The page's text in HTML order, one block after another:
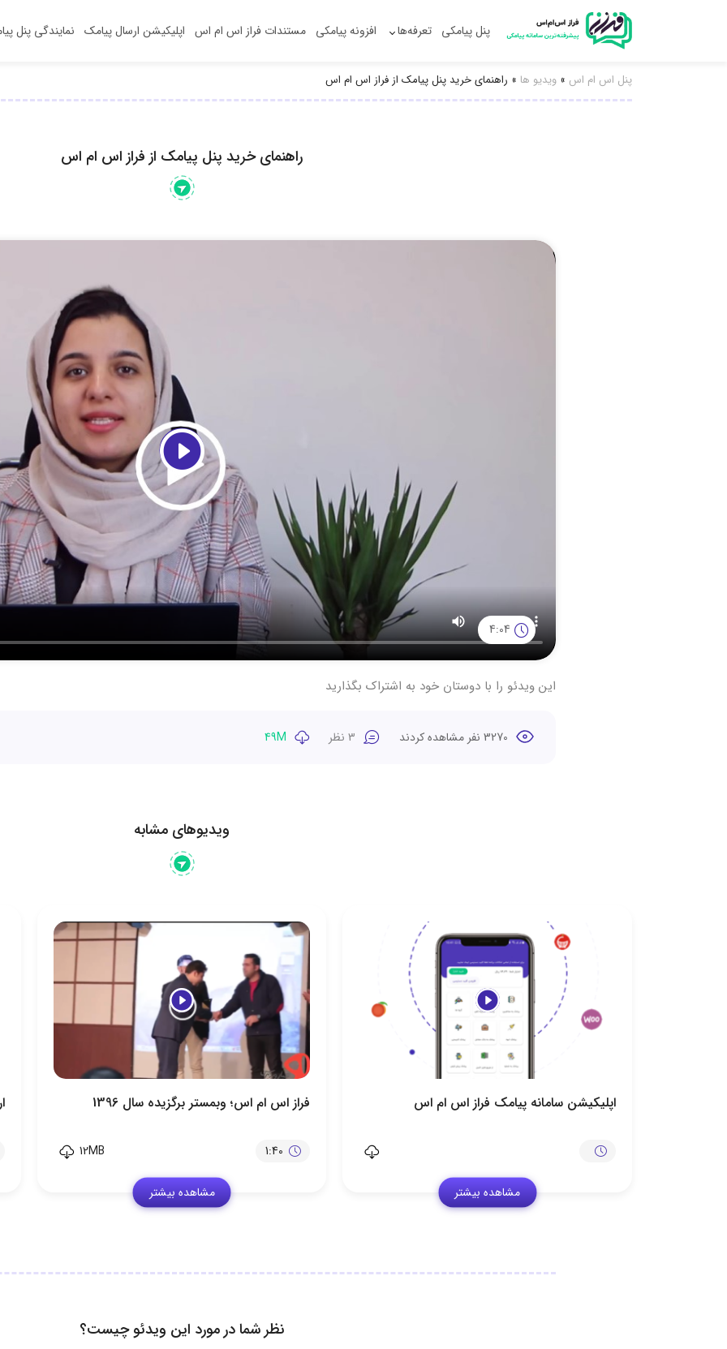
پنل پیامکی تعرفه‌ها افزونه‌ پیامکی مستندات فراز اس ام اس اپلیکیشن‌ ارسال پیامک نمایندگی پنل
پنل اس ام اس » ویدیو ها » راهنمای خرید پنل پیامک از فراز اس ام اس
راهنمای خرید پنل پیامک از فراز اس ام اس
4:04
این ویدئو را با دوستان خود به اشتراک بگذارید
3270 نفر مشاهده کردند 3 نظر 49M
ویدیوهای مشابه
اپلیکیشن سامانه پیامک فراز اس ام اس
مشاهده بیشتر
فراز اس ام اس؛ وبمستر برگزیده سال 1396
1:40
12MB
مشاهده بیشتر
نظر شما در مورد این ویدئو چیست؟